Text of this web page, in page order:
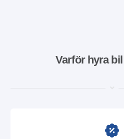
Varför hyra